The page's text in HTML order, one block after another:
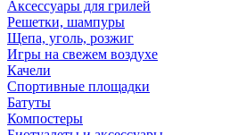
Аксессуары для грилей
Решетки, шампуры
Щепа, уголь, розжиг
Игры на свежем воздухе
Качели
Спортивные площадки
Батуты
Компостеры